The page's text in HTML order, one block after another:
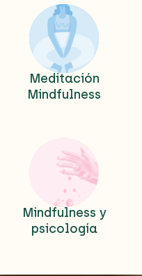
Meditación
Mindfulness
Mindfulness y
psicología